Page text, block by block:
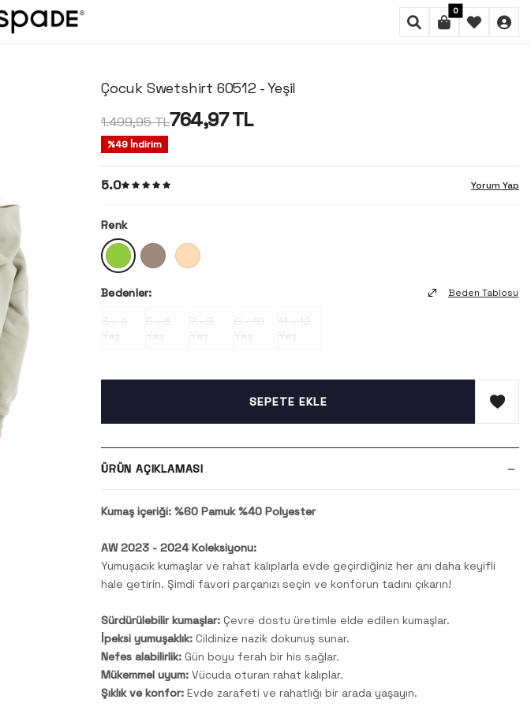
0
Çocuk Swetshirt 60512 - Yeşil
1.499,95TL764,97TL
%49 İndirim
5.0 Yorum Yap
Renk
Bedenler: Beden Tablosu
SEPETE EKLE
ÜRÜN AÇIKLAMASI
Kumaş içeriği: %60 Pamuk %40 Polyester
AW 2023 - 2024 Koleksiyonu:
Yumuşacık kumaşlar ve rahat kalıplarla evde geçirdiğiniz her anı daha keyifli
hale getirin. Şimdi favori parçanızı seçin ve konforun tadını çıkarın!
Sürdürülebilir kumaşlar: Çevre dostu üretimle elde edilen kumaşlar.
İpeksi yumuşaklık: Cildinize nazik dokunuş sunar.
Nefes alabilirlik: Gün boyu ferah bir his sağlar.
Mükemmel uyum: Vücuda oturan rahat kalıplar.
Şıklık ve konfor: Evde zarafeti ve rahatlığı bir arada yaşayın.